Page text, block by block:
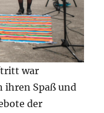
war
ihren Spaß und
der